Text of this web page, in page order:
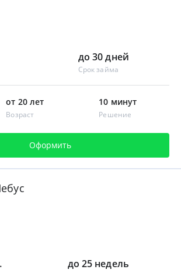
до 30 дней
Срок займа
от 20 лет
Возраст
10 минут
Решение
Оформить
до 25 недель